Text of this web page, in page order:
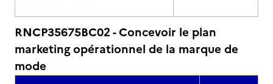
RNCP35675BC02 - Concevoir le plan
marketing opérationnel de la marque de
mode